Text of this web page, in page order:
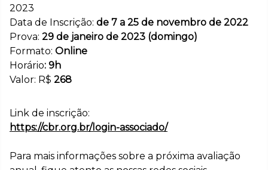
2023
Data de Inscrição: de 7 a 25 de novembro de 2022
Prova: 29 de janeiro de 2023 (domingo)
Formato: Online
Horário: 9h
Valor: R$ 268
Link de inscrição:
https://cbr.org.br/login-associado/
Para mais informações sobre a próxima avaliação